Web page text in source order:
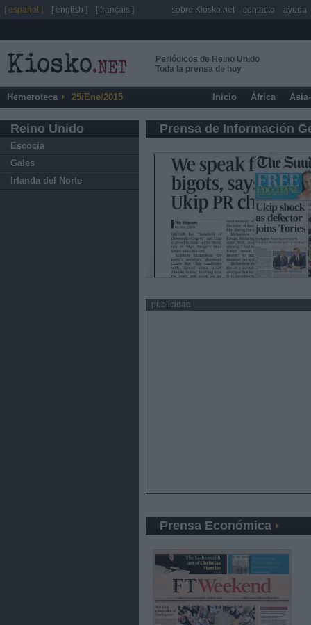
Periódicos de Reino Unido
Toda la prensa de hoy
Hemeroteca 25/Ene/2015 Inicio África
Reino Unido
Escocia
Gales
Irlanda del Norte
Prensa de Información
publicidad
Prensa Económica
[ español ] [ english ] [ français ] sobre Kiosko.net contacto ayuda